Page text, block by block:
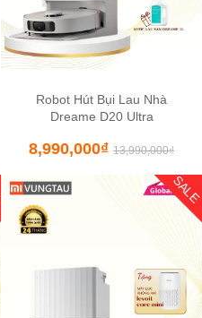
Robot Hút Bụi Lau Nhà
Dreame D20 Ultra
8,990,000₫ 13,990,000₫
SALE